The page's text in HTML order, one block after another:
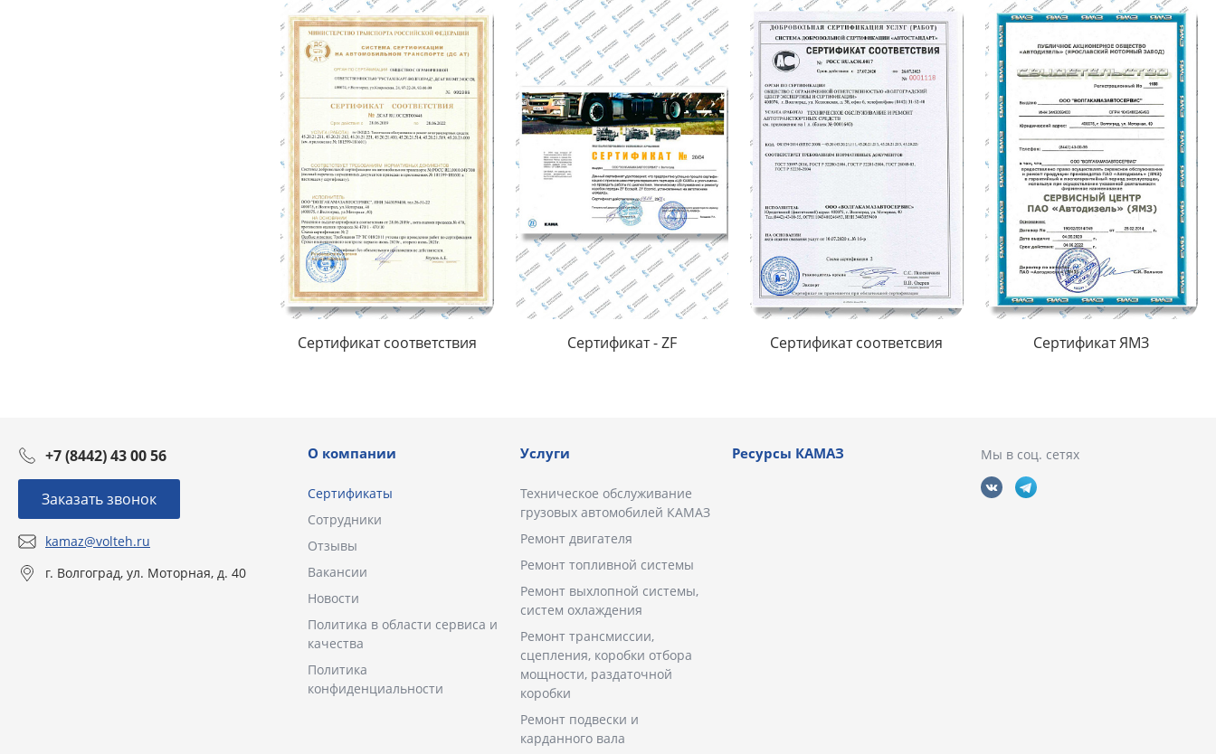
Сертификат соответствия Сертификат - ZF Сертификат соответсвия Сертификат ЯМЗ
+7 (8442) 43 00 56
Заказать звонок
kamaz@volteh.ru
г. Волгоград, ул. Моторная, д. 40
О компании
Сертификаты
Сотрудники
Отзывы
Вакансии
Новости
Политика в области сервиса и
качества
Политика
конфиденциальности
Услуги
Техническое обслуживание
грузовых автомобилей КАМАЗ
Ремонт двигателя
Ремонт топливной системы
Ремонт выхлопной системы,
систем охлаждения
Ремонт трансмиссии,
сцепления, коробки отбора
мощности, раздаточной
коробки
Ремонт подвески и
карданного вала
Ресурсы КАМАЗ Мы в соц. сетях